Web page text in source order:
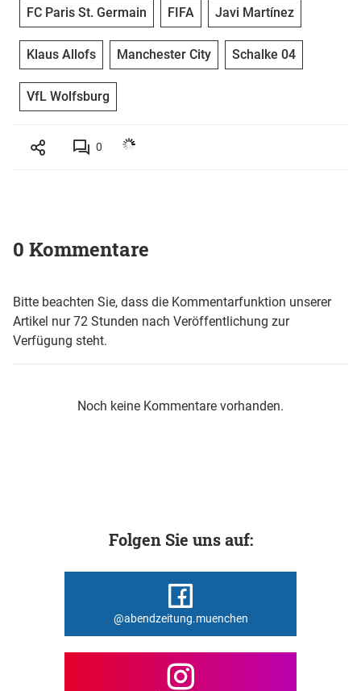
FC Paris St. Germain FIFA Javi Martínez
Klaus Allofs Manchester City Schalke 04
VfL Wolfsburg
0
0 Kommentare
Bitte beachten Sie, dass die Kommentarfunktion unserer
Artikel nur 72 Stunden nach Veröffentlichung zur
Verfügung steht.
Noch keine Kommentare vorhanden.
Folgen Sie uns auf:
@abendzeitung.muenchen